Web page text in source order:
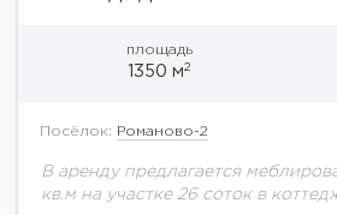
площадь
1350 м2
Посёлок: Романово-2
В аренду предлагается
кв.м на участке 26 соток в